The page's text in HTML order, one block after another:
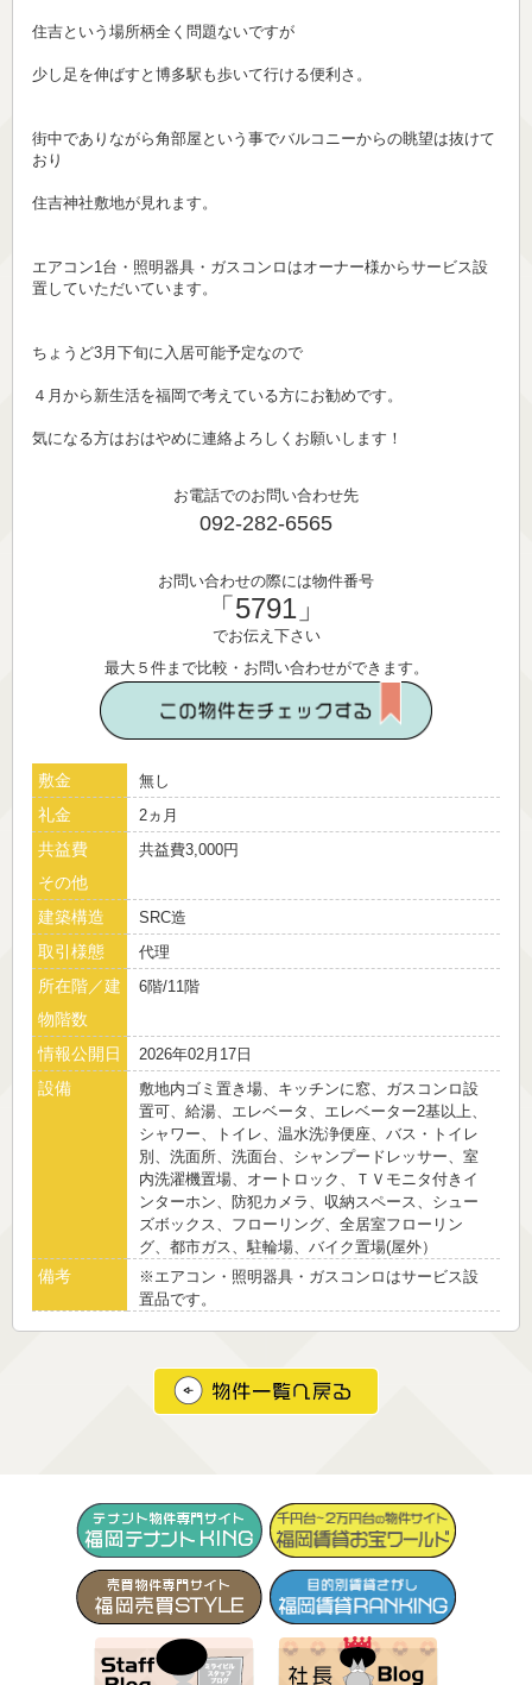
住吉という場所柄全く問題ないですが
少し足を伸ばすと博多駅も歩いて行ける便利さ。
街中でありながら角部屋という事でバルコニーからの眺望は抜けて
おり
住吉神社敷地が見れます。
エアコン1台・照明器具・ガスコンロはオーナー様からサービス設
置していただいています。
ちょうど3月下旬に入居可能予定なので
４月から新生活を福岡で考えている方にお勧めです。
気になる方はおはやめに連絡よろしくお願いします！
お電話でのお問い合わせ先
092-282-6565
お問い合わせの際には物件番号
「5791」
でお伝え下さい
最大５件まで比較・お問い合わせができます。
敷金 無し
礼金 2ヵ月
共益費
その他
共益費3,000円
建築構造 SRC造
取引様態 代理
所在階／建
物階数
6階/11階
情報公開日 2026年02月17日
設備
敷地内ゴミ置き場、キッチンに窓、ガスコンロ設
置可、給湯、エレベータ、エレベーター2基以上、
シャワー、トイレ、温水洗浄便座、バス・トイレ
別、洗面所、洗面台、シャンプードレッサー、室
内洗濯機置場、オートロック、ＴＶモニタ付きイ
ンターホン、防犯カメラ、収納スペース、シュー
ズボックス、フローリング、全居室フローリン
グ、都市ガス、駐輪場、バイク置場(屋外）
備考
※エアコン・照明器具・ガスコンロはサービス設
置品です。